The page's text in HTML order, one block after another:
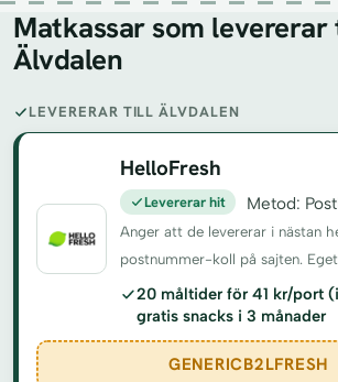
Matkassar som levererar
Älvdalen
LEVERERAR TILL ÄLVDALEN
HelloFresh
Levererar hit Metod:
Anger att de levererar i nästan
postnummer-koll på sajten.
20 måltider för 41 kr/port
gratis snacks i 3 månader
GENERICB2LFRESH